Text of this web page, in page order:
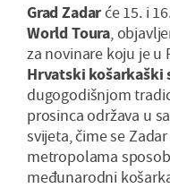
Grad Zadarće 15. i
World Toura,
za novinare koju je u
Hrvatski košarkaški
dugogodišnjom
prosinca održava u
svijeta, čime se
metropolama
međunarodni